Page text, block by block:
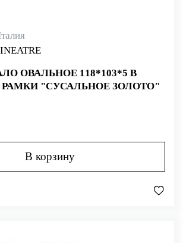
ОВАЛЬНОЕ 118*103*5 В
РАМКИ "СУСАЛЬНОЕ ЗОЛОТО"
В корзину